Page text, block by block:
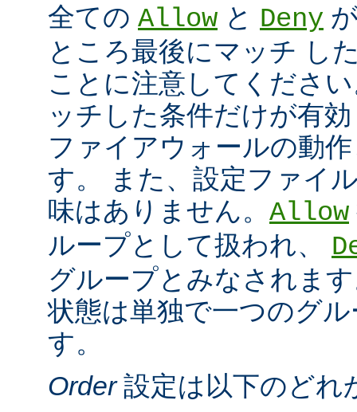
全ての Allow と Deny
ところ最後にマッチ し
ことに注意してくださ
ッチした条件だけが有
ファイアウォールの動
す。 また、設定ファイ
味はありません。 Allow
ループとして扱われ、
グループとみなされま
状態は単独で一つのグ
す。
Order設定は以下のどれ